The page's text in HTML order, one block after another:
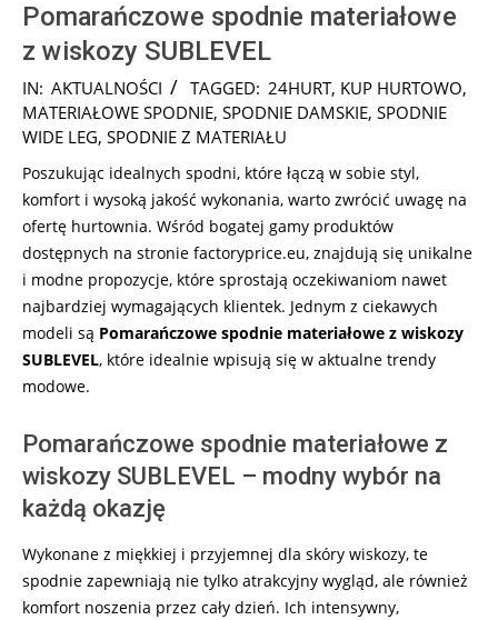
Pomarańczowe spodnie materiałowe
z wiskozy SUBLEVEL
2024-
09-
17
IN: AKTUALNOŚCI TAGGED: 24HURT, KUP HURTOWO,
MATERIAŁOWE SPODNIE, SPODNIE DAMSKIE, SPODNIE
WIDE LEG, SPODNIE Z MATERIAŁU
Poszukując idealnych spodni, które łączą w sobie styl,
komfort i wysoką jakość wykonania, warto zwrócić uwagę na
ofertę hurtownia. Wśród bogatej gamy produktów
dostępnych na stronie factoryprice.eu, znajdują się unikalne
i modne propozycje, które sprostają oczekiwaniom nawet
najbardziej wymagających klientek. Jednym z ciekawych
modeli są Pomarańczowe spodnie materiałowe z wiskozy
SUBLEVEL, które idealnie wpisują się w aktualne trendy
modowe.
Pomarańczowe spodnie materiałowe z
wiskozy SUBLEVEL – modny wybór na
każdą okazję
Wykonane z miękkiej i przyjemnej dla skóry wiskozy, te
spodnie zapewniają nie tylko atrakcyjny wygląd, ale również
komfort noszenia przez cały dzień. Ich intensywny,